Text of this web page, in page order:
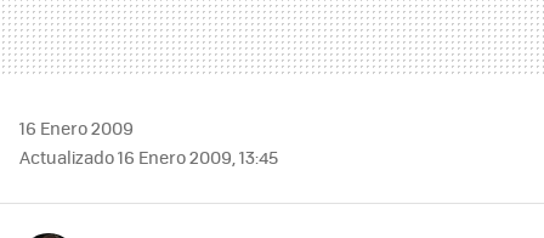
16 Enero 2009
Actualizado 16 Enero 2009, 13:45